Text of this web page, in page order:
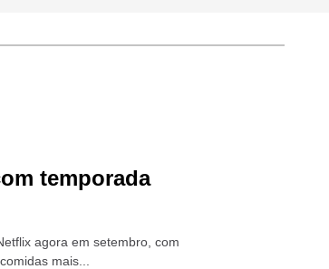
temporada
agora em setembro, com
mais...